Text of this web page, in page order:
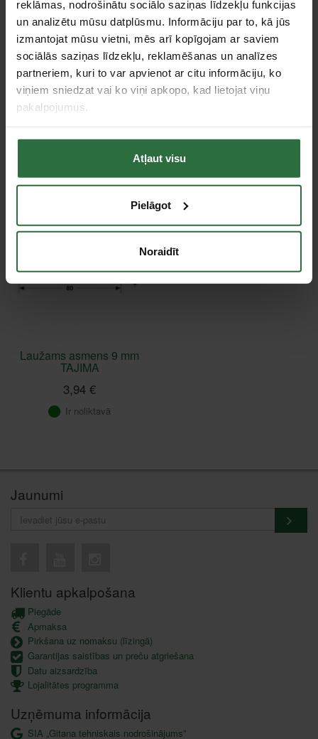
reklāmas, nodrošinātu sociālo saziņas līdzekļu funkcijas
un analizētu mūsu datplūsmu. Informāciju par to, kā jūs
izmantojat mūsu vietni, mēs arī kopīgojam ar saviem
sociālās saziņas līdzekļu, reklamēšanas un analīzes
partneriem, kuri to var apvienot ar citu informāciju, ko
viņiem sniedzat vai ko viņi apkopo, kad lietojat viņu
pakalpojumus.
Atļaut visu
Pielāgot
Noraidīt
Asmeņi
Asmens platums
9 mm
Tie, kas apskatīja šo preci, tāpat interesējās par...
Failed to load product list.
Apskatītie produkti
Laužams asmens 9 mm
TAJIMA
3,94 €
Ir noliktavā
Jaunumi
Klientu apkalpošana
Piegāde
Apmaksa
Pirkšana uz nomaksu (līzingā)
Garantijas saistības un preču atgriešana
Datu aizsardzība
Lojalitātes programma
Uzņēmuma informācija
SIA „Gitana tehniskais nodrošinājums”